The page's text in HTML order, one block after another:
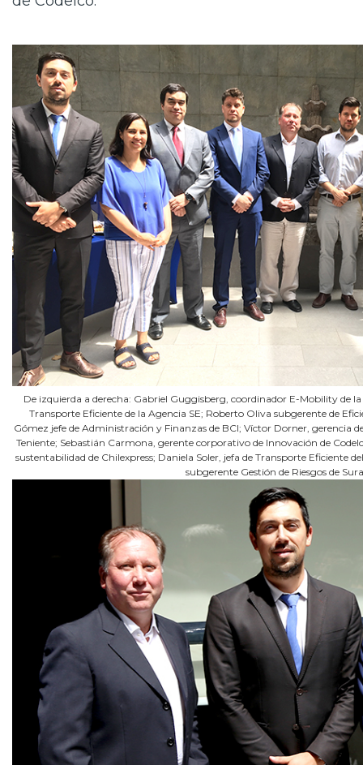
De izquierda a derecha: Gabriel Guggisberg, coordinador E-Mobility de
Transporte Eficiente de la Agencia SE; Roberto Oliva subgerente de
Gómez jefe de Administración y Finanzas de BCI; Víctor Dorner, gerencia
Teniente; Sebastián Carmona, gerente corporativo de Innovación de
sustentabilidad de Chilexpress; Daniela Soler, jefa de Transporte Eficiente
subgerente Gestión de Riesgos de